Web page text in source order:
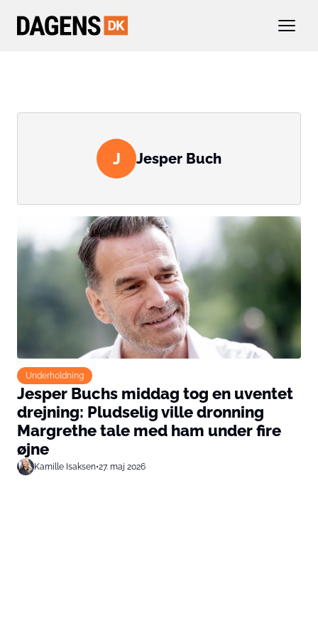
J Jesper Buch
Underholdning
Jesper Buchs middag tog en uventet
drejning: Pludselig ville dronning
Margrethe tale med ham under fire
øjne
Kamille Isaksen•27. maj 2026